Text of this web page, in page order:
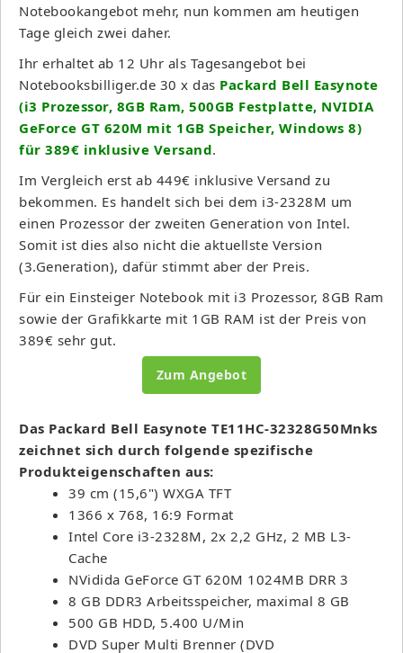
Notebookangebot mehr, nun kommen am heutigen
Tage gleich zwei daher.
Ihr erhaltet ab 12 Uhr als Tagesangebot bei
Notebooksbilliger.de 30 x das Packard Bell Easynote
(i3 Prozessor, 8GB Ram, 500GB Festplatte, NVIDIA
GeForce GT 620M mit 1GB Speicher, Windows 8)
für 389€ inklusive Versand.
Im Vergleich erst ab 449€ inklusive Versand zu
bekommen. Es handelt sich bei dem i3-2328M um
einen Prozessor der zweiten Generation von Intel.
Somit ist dies also nicht die aktuellste Version
(3.Generation), dafür stimmt aber der Preis.
Für ein Einsteiger Notebook mit i3 Prozessor, 8GB Ram
sowie der Grafikkarte mit 1GB RAM ist der Preis von
389€ sehr gut.
Zum Angebot
Das Packard Bell Easynote TE11HC-32328G50Mnks
zeichnet sich durch folgende spezifische
Produkteigenschaften aus:
39 cm (15,6") WXGA TFT
1366 x 768, 16:9 Format
Intel Core i3-2328M, 2x 2,2 GHz, 2 MB L3-
Cache
NVidida GeForce GT 620M 1024MB DRR 3
8 GB DDR3 Arbeitsspeicher, maximal 8 GB
500 GB HDD, 5.400 U/Min
DVD Super Multi Brenner (DVD